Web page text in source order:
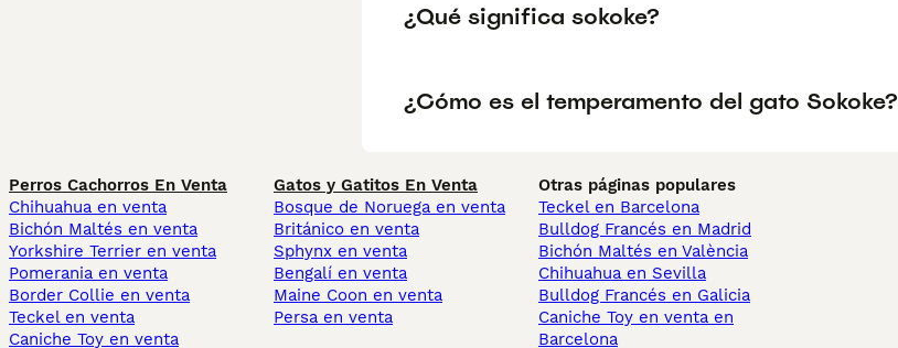
¿Qué significa sokoke?
¿Cómo es el temperamento del gato Sokoke?
Perros Cachorros En Venta
Chihuahua en venta
Bichón Maltés en venta
Yorkshire Terrier en venta
Pomerania en venta
Border Collie en venta
Teckel en venta
Caniche Toy en venta
Gatos y Gatitos En Venta
Bosque de Noruega en venta
Británico en venta
Sphynx en venta
Bengalí en venta
Maine Coon en venta
Persa en venta
Otras páginas populares
Teckel en Barcelona
Bulldog Francés en Madrid
Bichón Maltés en València
Chihuahua en Sevilla
Bulldog Francés en Galicia
Caniche Toy en venta en
Barcelona